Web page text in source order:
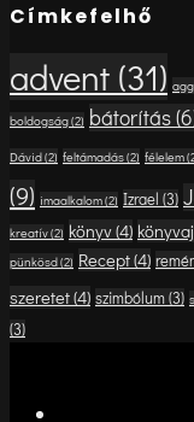
Címkefelhő
advent (31)
boldogság(2) bátorítás
Dávid(2) feltámadás(2) félelem
(9) imaalkalom(2) Izrael (3)
kreatív(2) könyv(4)
pünkösd(2) Recept(4)
szeretet(4) szimbólum(3)
(3)